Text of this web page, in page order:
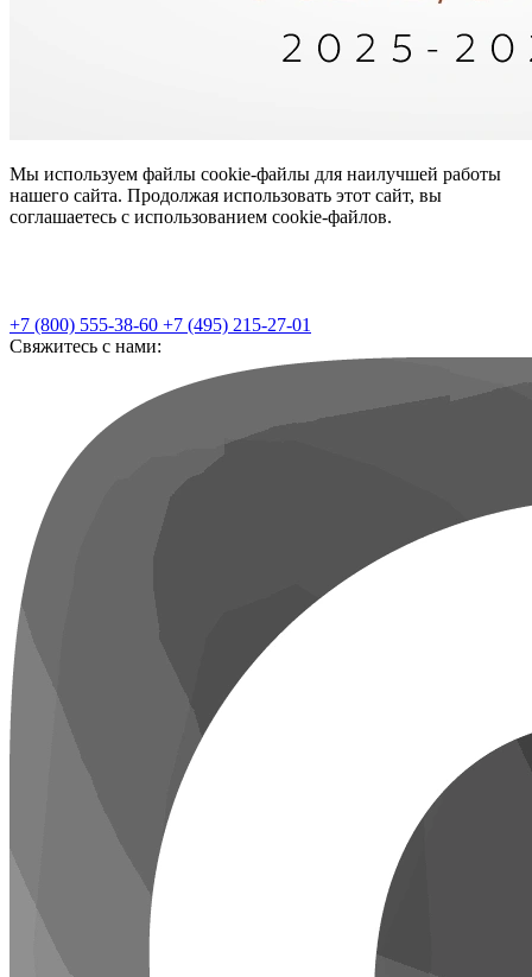
Мы используем файлы cookie-файлы для наилучшей работы
нашего сайта. Продолжая использовать этот сайт, вы
соглашаетесь с использованием cookie-файлов.
+7 (800) 555-38-60 +7 (495) 215-27-01
Свяжитесь с нами: